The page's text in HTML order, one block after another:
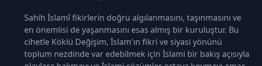
Sahih İslamî fikirlerin doğru algılanmasını, taşınmasını ve
en önemlisi de yaşanmasını esas almış bir kuruluştur. Bu
cihetle Köklü Değişim, İslam'ın fikri ve siyasi yönünü
toplum nezdinde var edebilmek için İslami bir bakış açısıyla